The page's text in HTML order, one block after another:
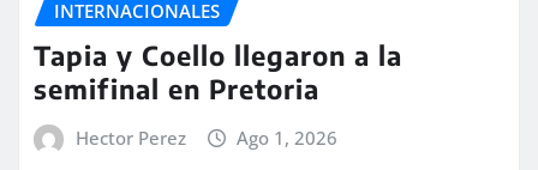
INTERNACIONALES
Tapia y Coello llegaron a la
semifinal en Pretoria
Hector Perez Ago 1, 2026